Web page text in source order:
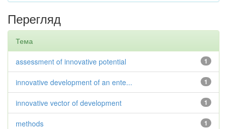
Перегляд
Тема
1
assessment of innovative potential
1
innovative development of an ente...
1
innovative vector of development
1
methods